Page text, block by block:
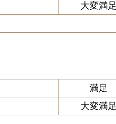
大変満足
満足
大変満足